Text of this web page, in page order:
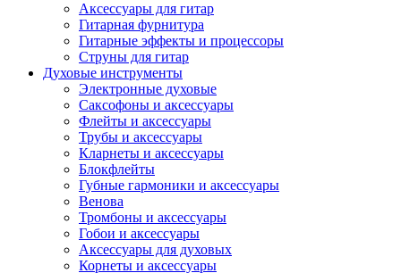
Аксессуары для гитар
Гитарная фурнитура
Гитарные эффекты и процессоры
Струны для гитар
Духовые инструменты
Электронные духовые
Саксофоны и аксессуары
Флейты и аксессуары
Трубы и аксессуары
Кларнеты и аксессуары
Блокфлейты
Губные гармоники и аксессуары
Венова
Тромбоны и аксессуары
Гобои и аксессуары
Аксессуары для духовых
Корнеты и аксессуары